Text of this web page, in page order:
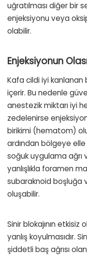
uğratılması diğer bir
enjeksiyonu veya
olabilir.
Enjeksiyonun
Kafa cildi iyi
içerir. Bu nedenle
anestezik miktarı iyi
zedelenirse
birikimi (hematom)
ardından bölgeye elle
soğuk uygulama ağrı
yanlışlıkla foramen
subaraknoid boşluğa
oluşabilir.
Sinir blokajının etkisiz
yanlış koyulmasıdır.
şiddetli baş ağrısı